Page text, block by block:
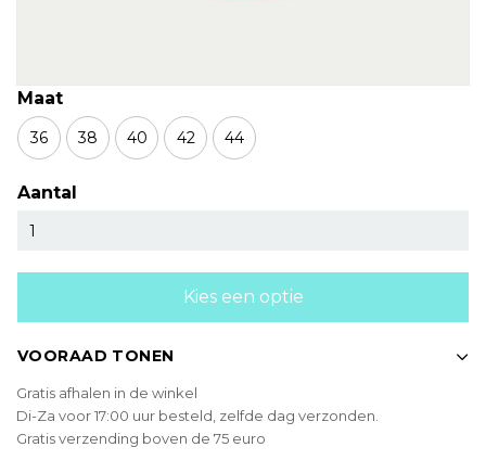
Maat
36 38 40 42 44
Aantal
Kies een optie
VOORAAD TONEN
Gratis afhalen in de winkel
Di-Za voor 17:00 uur besteld, zelfde dag verzonden.
Gratis verzending boven de 75 euro